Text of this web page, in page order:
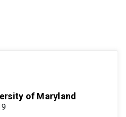
of Maryland